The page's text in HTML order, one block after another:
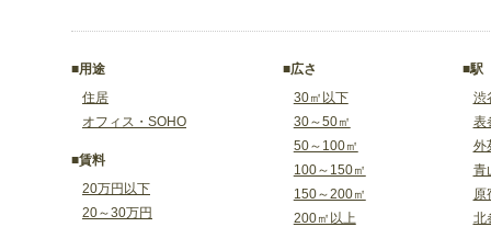
■用途
住居
オフィス・SOHO
■賃料
20万円以下
20～30万円
■広さ
30㎡以下
30～50㎡
50～100㎡
100～150㎡
150～200㎡
200㎡以上
■駅
渋
表
外
青
原
北